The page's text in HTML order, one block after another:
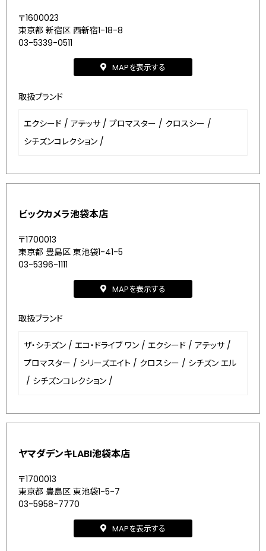
〒1600023
東京都 新宿区 西新宿1-18-8
03-5339-0511
MAPを表示する
取扱ブランド
エクシード / アテッサ / プロマスター / クロスシー /
シチズンコレクション /
ビックカメラ池袋本店
〒1700013
東京都 豊島区 東池袋1-41-5
03-5396-1111
MAPを表示する
取扱ブランド
ザ・シチズン / エコ・ドライブ ワン / エクシード / アテッサ /
プロマスター / シリーズエイト / クロスシー / シチズン エル
/ シチズンコレクション /
ヤマダデンキLABI池袋本店
〒1700013
東京都 豊島区 東池袋1-5-7
03-5958-7770
MAPを表示する